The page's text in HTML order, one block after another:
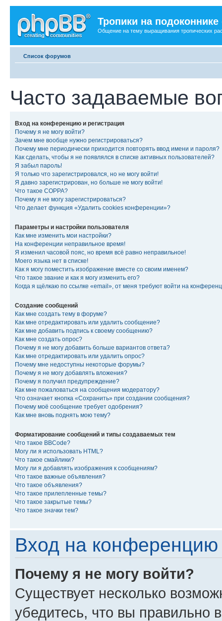
Тропики на
Общение на тему выращивания тропических
Список форумов
Часто задаваемые
Вход на конференцию и регистрация
Почему я не могу войти?
Зачем мне вообще нужно регистрироваться?
Почему мне периодически приходится повторять ввод имени и пароля?
Как сделать, чтобы я не появлялся в списке активных пользователей?
Я забыл пароль!
Я только что зарегистрировался, но не могу войти!
Я давно зарегистрирован, но больше не могу войти!
Что такое COPPA?
Почему я не могу зарегистрироваться?
Что делает функция «Удалить cookies конференции»?
Параметры и настройки пользователя
Как мне изменить мои настройки?
На конференции неправильное время!
Я изменил часовой пояс, но время всё равно неправильное!
Моего языка нет в списке!
Как я могу поместить изображение вместе со своим именем?
Что такое звание и как я могу изменить его?
Когда я щёлкаю по ссылке «email», от меня требуют войти на
Создание сообщений
Как мне создать тему в форуме?
Как мне отредактировать или удалить сообщение?
Как мне добавить подпись к своему сообщению?
Как мне создать опрос?
Почему я не могу добавить больше вариантов ответа?
Как мне отредактировать или удалить опрос?
Почему мне недоступны некоторые форумы?
Почему я не могу добавлять вложения?
Почему я получил предупреждение?
Как мне пожаловаться на сообщения модератору?
Что означает кнопка «Сохранить» при создании сообщения?
Почему моё сообщение требует одобрения?
Как мне вновь поднять мою тему?
Форматирование сообщений и типы создаваемых тем
Что такое BBCode?
Могу ли я использовать HTML?
Что такое смайлики?
Могу ли я добавлять изображения к сообщениям?
Что такое важные объявления?
Что такое объявления?
Что такое прилепленные темы?
Что такое закрытые темы?
Что такое значки тем?
Вход на конференцию
Почему я не могу войти?
Существует несколько
убедитесь, что вы правильно